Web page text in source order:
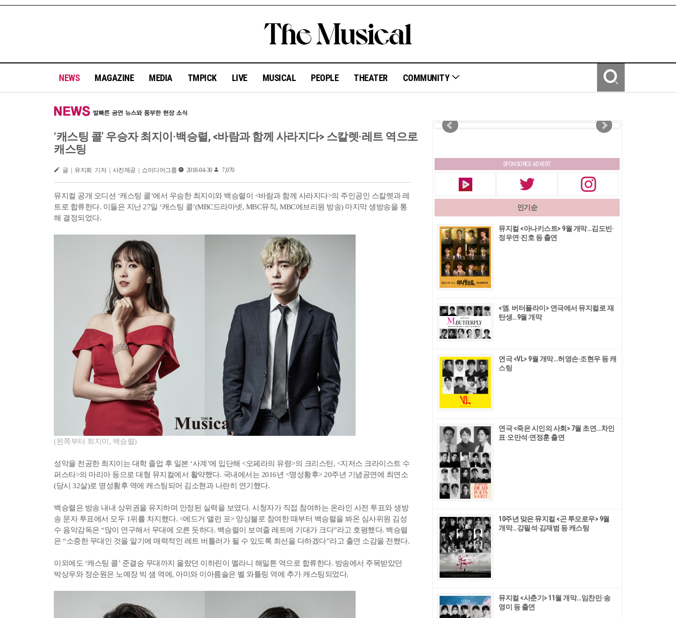
NEWS MAGAZINE MEDIA TMPICK LIVE MUSICAL PEOPLE THEATER COMMUNITY
‘캐스팅 콜’ 우승자 최지이·백승렬, <바람과 함께 사라지다> 스칼렛·레트 역으로
캐스팅
글 | 유지희 기자 | 사진제공 | 쇼미디어그룹 2018-04-30 7,070
뮤지컬 공개 오디션 ‘캐스팅 콜’에서 우승한 최지이와 백승렬이 <바람과 함께 사라지다>의 주인공인 스칼렛과 레
트로 합류한다. 이들은 지난 27일 ‘캐스팅 콜’(MBC드라마넷, MBC뮤직, MBC에브리원 방송) 마지막 생방송을 통
해 결정되었다.
(왼쪽부터 최지이, 백승렬)
성악을 전공한 최지이는 대학 졸업 후 일본 ‘사계’에 입단해 <오페라의 유령>의 크리스틴, <지저스 크라이스트 수
퍼스타>의 마리아 등으로 대형 뮤지컬에서 활약했다. 국내에서는 2016년 <명성황후> 20주년 기념공연에 최연소
(당시 32살)로 명성황후 역에 캐스팅되어 김소현과 나란히 연기했다.
백승렬은 방송 내내 상위권을 유지하며 안정된 실력을 보였다. 시청자가 직접 참여하는 온라인 사전 투표와 생방
송 문자 투표에서 모두 1위를 차지했다. <에드거 앨런 포> 앙상블로 참여한 때부터 백승렬을 봐온 심사위원 김성
수 음악감독은 “많이 연구해서 무대에 오른 듯하다. 백승렬이 보여줄 레트에 기대가 크다”라고 호평했다. 백승렬
은 “소중한 무대인 것을 알기에 매력적인 레트 버틀러가 될 수 있도록 최선을 다하겠다”라고 출연 소감을 전했다.
이외에도 ‘캐스팅 콜’ 준결승 무대까지 올랐던 이하린이 멜라니 해밀튼 역으로 합류한다. 방송에서 주목받았던
박상우와 정순원은 노예장 빅 샘 역에, 아미와 이아름솔은 벨 와틀링 역에 추가 캐스팅되었다.
SPONSORED ADVERT
인기순
뮤지컬 <아나키스트> 9월 개막…김도빈·
정우연·진호 등 출연
<엠. 버터플라이> 연극에서 뮤지컬로 재
탄생…9월 개막
연극 <VL> 9월 개막…허영손·조현우 등 캐
스팅
연극 <죽은 시인의 사회> 7월 초연…차인
표·오만석·연정훈 출연
10주년 맞은 뮤지컬 <곤 투모로우> 9월
개막…강필석·김재범 등 캐스팅
뮤지컬 <사춘기> 11월 개막…임찬민·송
영미 등 출연